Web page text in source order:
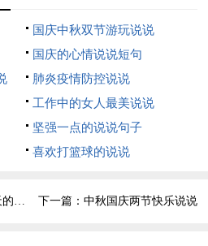
对您说：让您的孩子，跨世纪的
明话，做文明事，好好学习，天天
国庆中秋双节游玩说说
国庆的心情说说短句
肺炎疫情防控说说
工作中的女人最美说说
坚强一点的说说句子
喜欢打篮球的说说
说 下一篇： 中秋国庆两节快乐说说